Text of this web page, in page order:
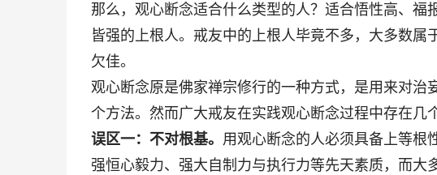
那么，观心断念适合什么类型的人？适合悟性高、
皆强的上根人。戒友中的上根人毕竟不多，大多数
欠佳。
观心断念原是佛家禅宗修行的一种方式，是用来对
个方法。然而广大戒友在实践观心断念过程中存在几
误区一：不对根基。 用观心断念的人必须具备上等根
强恒心毅力、强大自制力与执行力等先天素质，而